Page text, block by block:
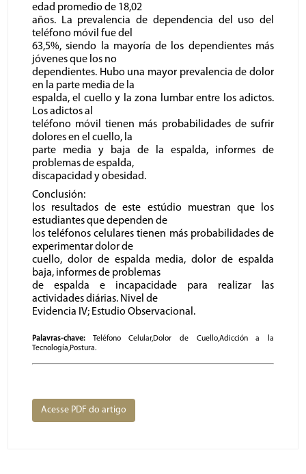
edad promedio de 18,02
años. La prevalencia de dependencia del uso del
teléfono móvil fue del
63,5%, siendo la mayoría de los dependientes más
jóvenes que los no
dependientes. Hubo una mayor prevalencia de dolor
en la parte media de la
espalda, el cuello y la zona lumbar entre los adictos.
Los adictos al
teléfono móvil tienen más probabilidades de sufrir
dolores en el cuello, la
parte media y baja de la espalda, informes de
problemas de espalda,
discapacidad y obesidad.
Conclusión:
los resultados de este estúdio muestran que los
estudiantes que dependen de
los teléfonos celulares tienen más probabilidades de
experimentar dolor de
cuello, dolor de espalda media, dolor de espalda
baja, informes de problemas
de espalda e incapacidade para realizar las
actividades diárias. Nivel de
Evidencia IV; Estudio Observacional.
Palavras-chave:Teléfono Celular,Dolor de Cuello,Adicción a la
Tecnología,Postura.
Acesse PDF do artigo